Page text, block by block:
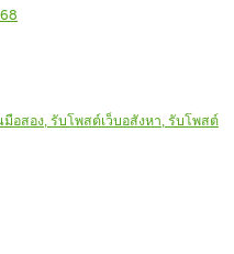
อสอง, รับโพสต์เว็บอสังหา, รับโพสต์